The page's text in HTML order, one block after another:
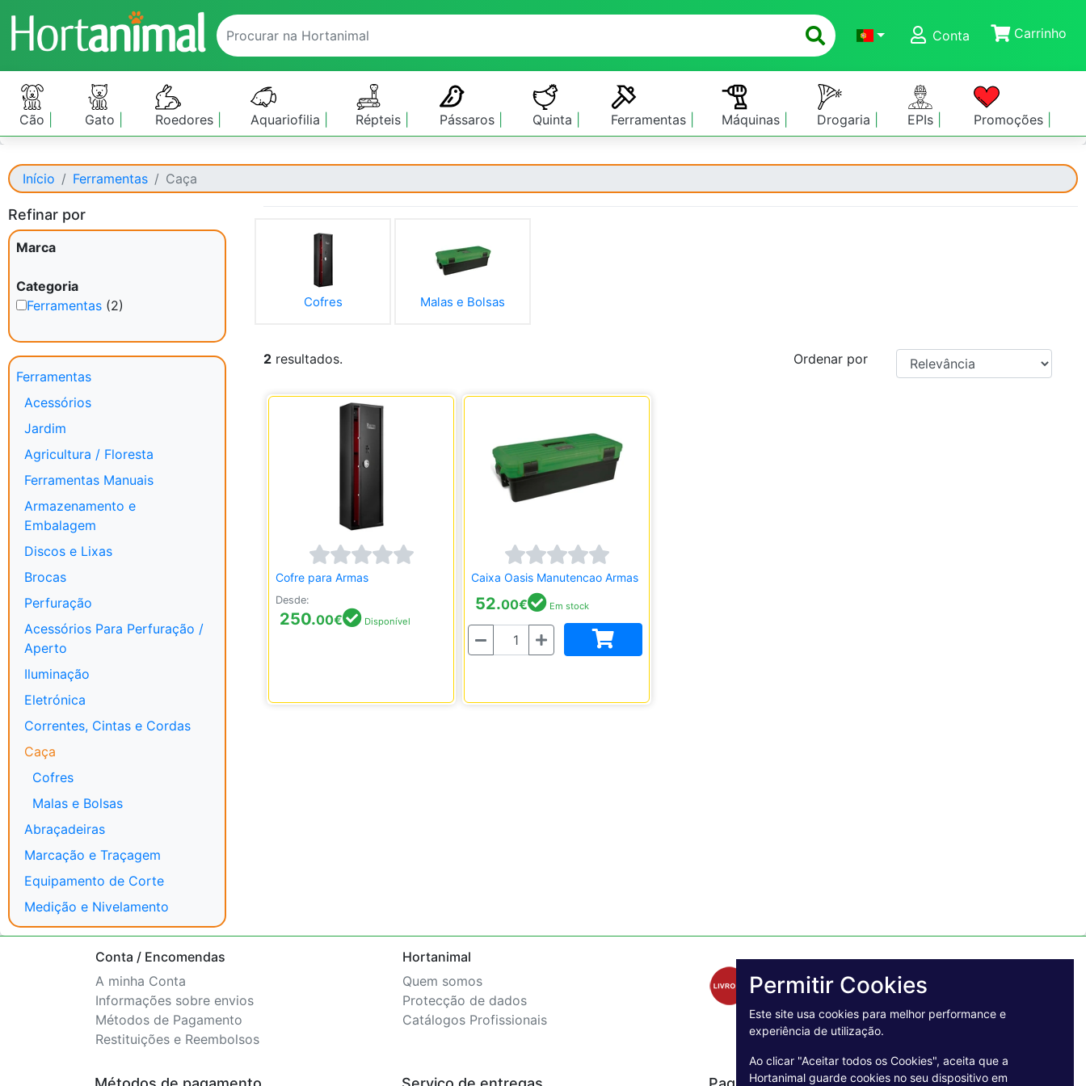
Conta
Carrinho
Cão Gato Roedores Aquariofilia Répteis Pássaros Quinta Ferramentas Máquinas Drogaria EPIs Promoções
Início Ferramentas Caça
Refinar por
Marca
Categoria
Ferramentas (2)
Ferramentas
Acessórios
Jardim
Agricultura / Floresta
Ferramentas Manuais
Armazenamento e
Embalagem
Discos e Lixas
Brocas
Perfuração
Acessórios Para Perfuração /
Aperto
Iluminação
Eletrónica
Correntes, Cintas e Cordas
Caça
Cofres
Malas e Bolsas
Abraçadeiras
Marcação e Traçagem
Equipamento de Corte
Medição e Nivelamento
Cofres Malas e Bolsas
2 resultados. Ordenar por
Cofre para Armas
Desde:
250.00€ Disponível
Caixa Oasis Manutencao Armas
52.00€ Em stock
Quantidade
Conta / Encomendas
A minha Conta
Informações sobre envios
Métodos de Pagamento
Restituições e Reembolsos
Hortanimal
Quem somos
Protecção de dados
Catálogos Profissionais
Permitir Cookies
Este site usa cookies para melhor performance e
experiência de utilização.
Ao clicar "Aceitar todos os Cookies", aceita que a
Hortanimal guarde cookies no seu dispositivo em